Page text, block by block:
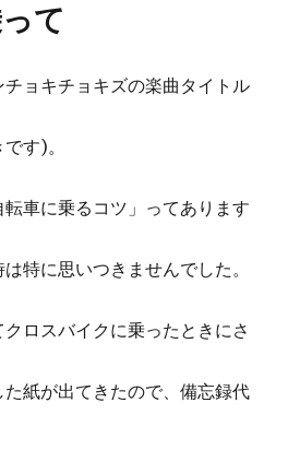
て
ョキチョキズの楽曲タイトル
す)。
車に乗るコツ」ってあります
特に思いつきませんでした。
ロスバイクに乗ったときにさ
紙が出てきたので、備忘録代